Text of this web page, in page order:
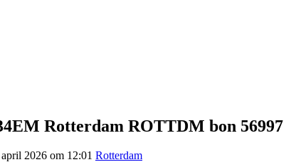
Rotterdam ROTTDM bon 56997
2026 om 12:01 Rotterdam